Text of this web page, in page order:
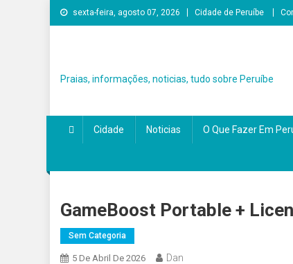
Skip
to
sexta-feira, agosto 07, 2026 Cidade de Peruíbe
Praias, informações, noticias, tudo sobre Peruíbe
Cidade Noticias O Que Fazer Em
GameBoost Portable +
Sem Categoria
5 De Abril De 2026 Dan